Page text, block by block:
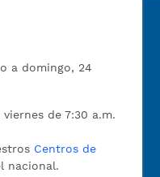
a domingo, 24
viernes de 7:30 a.m.
Centros de
nacional.